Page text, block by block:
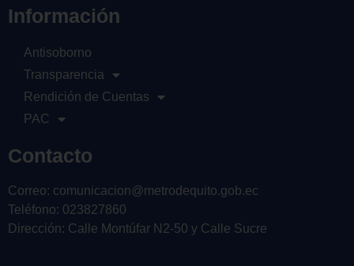
Información
Antisoborno
Transparencia
Rendición de Cuentas
PAC
Contacto
Correo: comunicacion@metrodequito.gob.ec
Teléfono: 023827860
Dirección: Calle Montúfar N2-50 y Calle Sucre